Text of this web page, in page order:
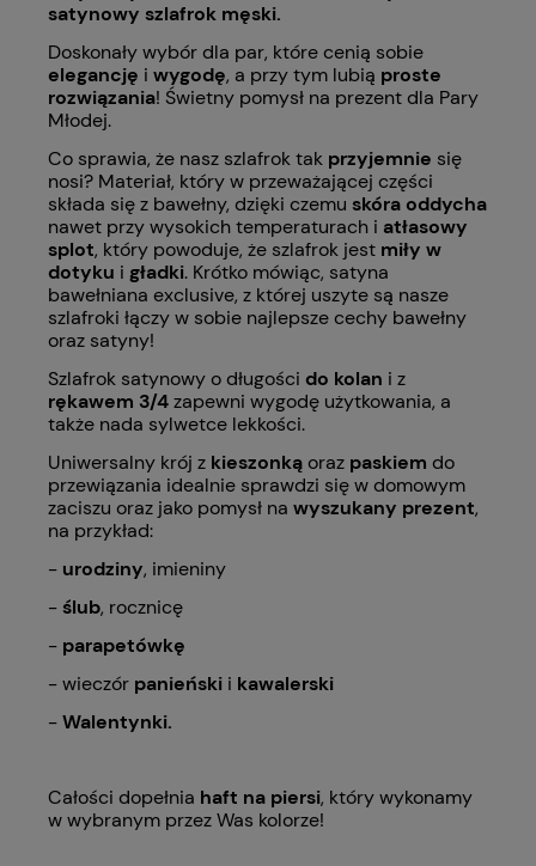
satynowy szlafrok męski.
Doskonały wybór dla par, które cenią sobie
elegancję i wygodę, a przy tym lubią proste
rozwiązania! Świetny pomysł na prezent dla Pary
Młodej.
Co sprawia, że nasz szlafrok tak przyjemnie się
nosi? Materiał, który w przeważającej części
składa się z bawełny, dzięki czemu skóra oddycha
nawet przy wysokich temperaturach i atłasowy
splot, który powoduje, że szlafrok jest miły w
dotyku i gładki. Krótko mówiąc, satyna
bawełniana exclusive, z której uszyte są nasze
szlafroki łączy w sobie najlepsze cechy bawełny
oraz satyny!
Szlafrok satynowy o długości do kolan i z
rękawem 3/4zapewni wygodę użytkowania, a
także nada sylwetce lekkości.
Uniwersalny krój z kieszonką oraz paskiem do
przewiązania idealnie sprawdzi się w domowym
zaciszu oraz jako pomysł na wyszukany prezent,
na przykład:
- urodziny, imieniny
-ślub, rocznicę
- parapetówkę
- wieczór panieński i kawalerski
-Walentynki.
Całości dopełnia haft na piersi, który wykonamy
w wybranym przez Was kolorze!